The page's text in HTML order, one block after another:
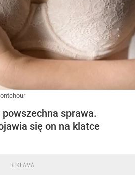
sprawa.
się on na klatce